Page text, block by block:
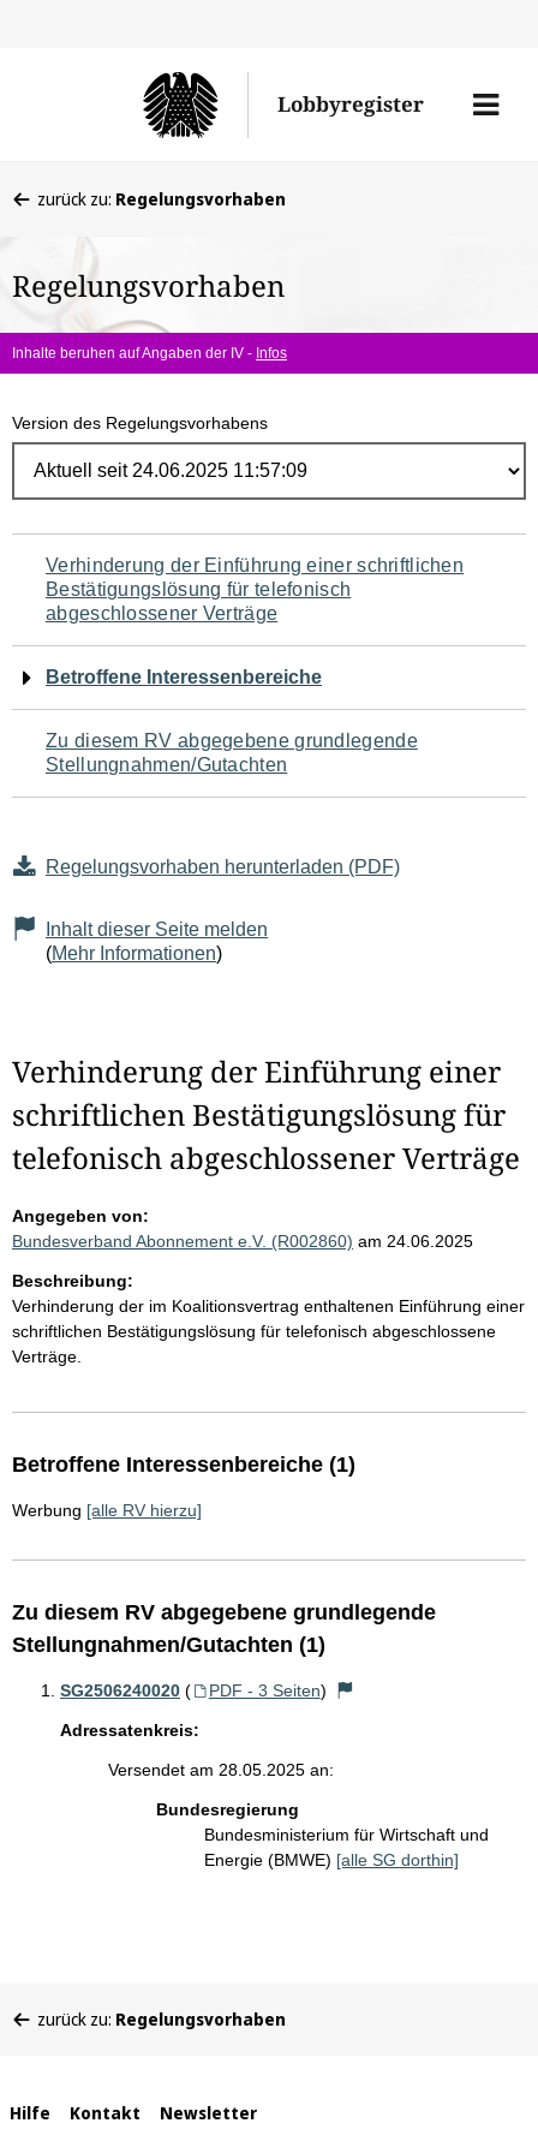
Lobbyregister
Menü
befinden
hier:
zurück zu: Regelungsvorhaben
Regelungsvorhaben
Inhalte beruhen auf Angaben der IV - Infos
Version des Regelungsvorhabens
Navigation
für
den
Seiteninhalt
Verhinderung der Einführung einer schriftlichen
Bestätigungslösung für telefonisch
abgeschlossener Verträge
Betroffene Interessenbereiche
Zu diesem RV abgegebene grundlegende
Stellungnahmen/Gutachten
Regelungsvorhaben herunterladen (PDF)
Inhalt dieser Seite melden
(Mehr Informationen)
Verhinderung der Einführung einer
schriftlichen Bestätigungslösung für
telefonisch abgeschlossener Verträge
Angegeben von:
Bundesverband Abonnement e.V. (R002860) am 24.06.2025
Beschreibung:
Verhinderung der im Koalitionsvertrag enthaltenen Einführung einer
schriftlichen Bestätigungslösung für telefonisch abgeschlossene
Verträge.
Betroffene Interessenbereiche (1)
Werbung [alle RV hierzu]
Zu diesem RV abgegebene grundlegende
Stellungnahmen/Gutachten (1)
SG2506240020 ( PDF - 3 Seiten)
Adressatenkreis:
Versendet am 28.05.2025 an:
Bundesregierung
Bundesministerium für Wirtschaft und
Energie (BMWE) [alle SG dorthin]
befinden
zurück zu: Regelungsvorhaben
Interne
Hilfe Kontakt Newsletter